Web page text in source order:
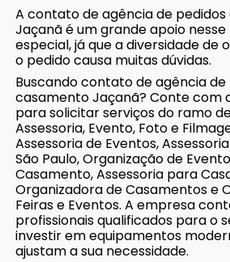
A contato de agência de
Jaçanã é um grande apoio
especial, já que a diversidade de
o pedido causa muitas dúvidas.
Buscando contato de agência de
casamento Jaçanã? Conte com
para solicitar serviços do ramo
Assessoria, Evento, Foto e
Assessoria de Eventos,
São Paulo, Organização de
Casamento, Assessoria para
Organizadora de Casamentos e
Feiras e Eventos. A empresa
profissionais qualificados para o
investir em equipamentos
ajustam a sua necessidade.